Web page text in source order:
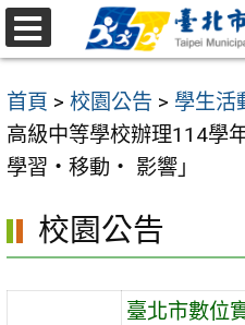
跳
至
要
內
容
首頁 > 校園公告 > 學生活
高級中等學校辦理114學
學習‧移動‧ 影響」
校園公告
臺北市數位
選
單